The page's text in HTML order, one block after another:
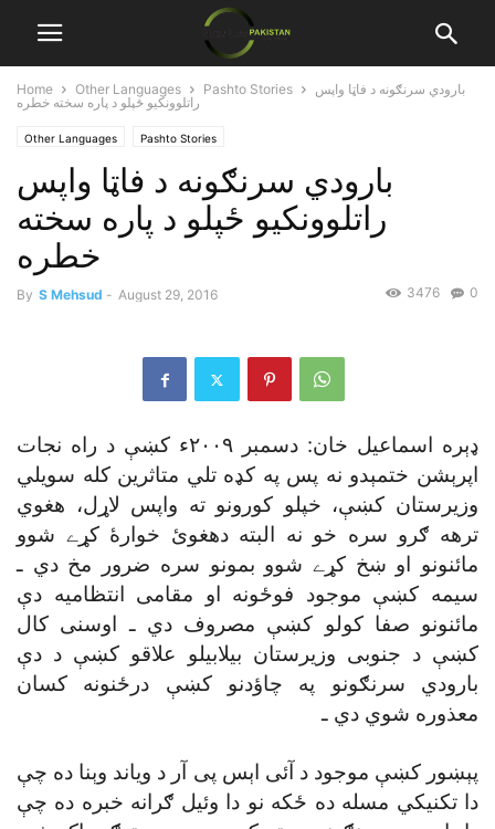
Home Other Languages Pashto Stories
بارودي سرنګونه د فاټا واپس
راتلوونکيو ځپلو د پاره سخته خطره
Other Languages Pashto Stories
بارودي سرنګونه د فاټا واپس
راتلوونکيو ځپلو د پاره سخته
خطره
By S Mehsud - August 29, 2016 0
3476
ډېره اسماعيل خان: دسمبر ٢٠٠٩ء کښې د راه نجات
اپرېشن ختمېدو نه پس په کډه تلي متاثرين کله سويلي
وزيرستان کښې، خپلو کورونو ته واپس لاړل، هغوي
ترهه ګرو سره خو نه البته دهغوئ خوارۀ کړے شوو
مائنونو او ښخ کړے شوو بمونو سره ضرور مخ دي ـ
سيمه کښې موجود فوځونه او مقامى انتظاميه دې
مائنونو صفا کولو کښې مصروف دي ـ اوسنى کال
کښې د جنوبى وزيرستان بيلابيلو علاقو کښې د دې
بارودي سرنګونو په چاؤدنو کښې درځنونه کسان
معذوره شوي دي ـ
پېښور کښې موجود د آئى اېس پى آر د وياند وېنا ده چې
دا تکنيکي مسله ده ځکه نو دا وئيل ګرانه خبره ده چې